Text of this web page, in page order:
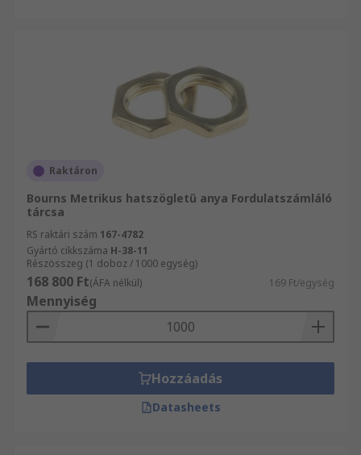
Raktáron
Bourns Metrikus hatszögletű anya Fordulatszámláló
tárcsa
RS raktári szám 167-4782
Gyártó cikkszáma H-38-11
Részösszeg (1 doboz / 1000 egység)
168 800 Ft(ÁFA nélkül) 169 Ft/egység
Mennyiség
Hozzáadás
Datasheets